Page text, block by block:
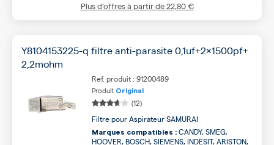
Plus d’offres à partir de22,80 €
Y8104153225-q filtre anti-parasite 0,1uf+2x1500pf+
2,2mohm
Ref. produit : 91200489
Produit Original
(12)
Filtre pour Aspirateur SAMURAI
Marques compatibles : CANDY, SMEG,
HOOVER, BOSCH, SIEMENS, INDESIT, ARISTON,